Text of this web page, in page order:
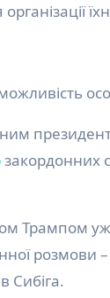
закордонних
Трампом
розмови
Сибіга.